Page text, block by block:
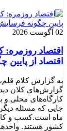
02 آگوست 2026
اقتصاد
اقتصاد از
به گزارش کلام
گزارش‌های کلان
کارگاه‌های محلی و
جایی که مسئله
ماه است.کسب‌ و
کشور هستند.